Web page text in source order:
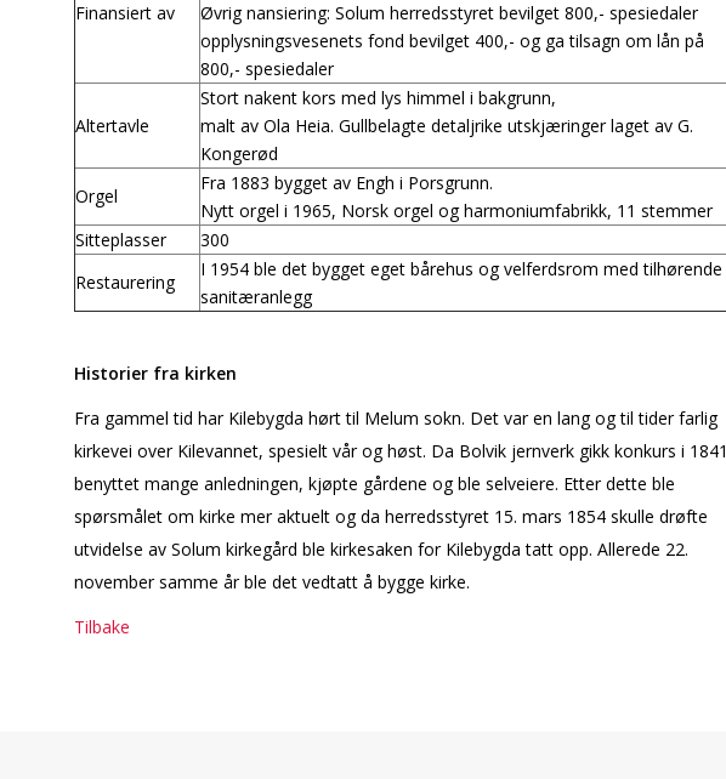
Finansiert av
Øvrig finansiering: Solum herredsstyret bevilget 800,- spesiedaler
opplysningsvesenets fond bevilget 400,- og ga tilsagn om lån på
800,- spesiedaler
Altertavle
Stort nakent kors med lys himmel i bakgrunn,
malt av Ola Heia. Gullbelagte detaljrike utskjæringer laget av G.
Kongerød
Orgel
Fra 1883 bygget av Engh i Porsgrunn.
Nytt orgel i 1965, Norsk orgel og harmoniumfabrikk, 11 stemmer
Sitteplasser
300
Restaurering
I 1954 ble det bygget eget bårehus og velferdsrom med tilhørende
sanitæranlegg
Historier fra kirken
Fra gammel tid har Kilebygda hørt til Melum sokn. Det var en lang og til tider farlig
kirkevei over Kilevannet, spesielt vår og høst. Da Bolvik jernverk gikk konkurs i 1841
benyttet mange anledningen, kjøpte gårdene og ble selveiere. Etter dette ble
spørsmålet om kirke mer aktuelt og da herredsstyret 15. mars 1854 skulle drøfte
utvidelse av Solum kirkegård ble kirkesaken for Kilebygda tatt opp. Allerede 22.
november samme år ble det vedtatt å bygge kirke.
Tilbake